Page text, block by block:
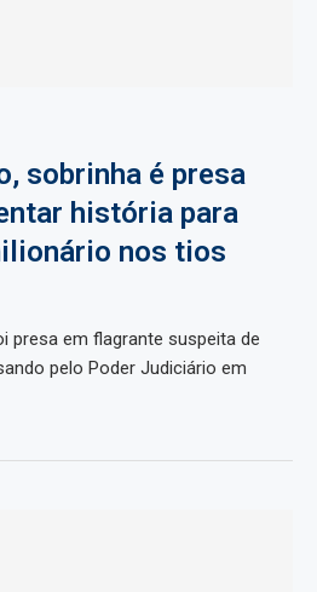
sobrinha é presa
história para
nos tios
presa em flagrante suspeita de
pelo Poder Judiciário em